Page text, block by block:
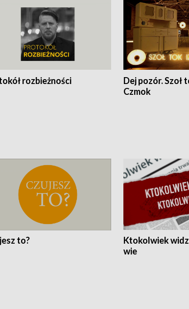
rozbieżności
Dej pozór. Szoł
Czmok
to?
Ktokolwiek
wie